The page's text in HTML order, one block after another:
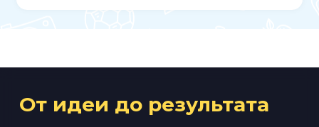
От идеи до результата